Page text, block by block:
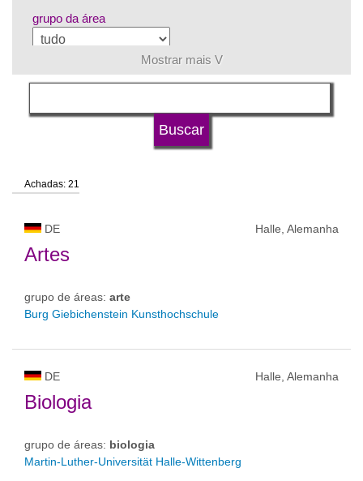
grupo da área
língua
status de universidade
Mostrar mais V
Achadas: 21
DE Halle, Alemanha
Artes
grupo de áreas: arte
Burg Giebichenstein Kunsthochschule
DE Halle, Alemanha
Biologia
grupo de áreas: biologia
Martin-Luther-Universität Halle-Wittenberg